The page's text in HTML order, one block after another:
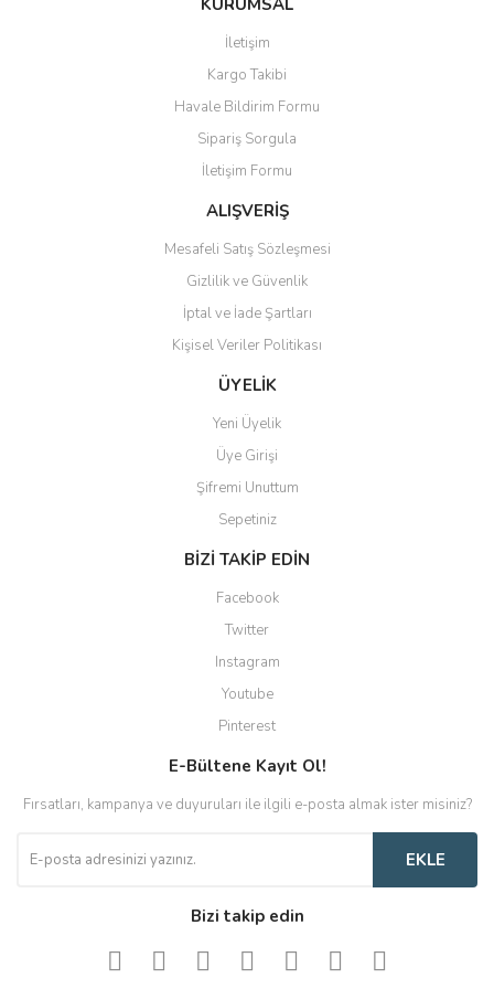
Yorum Yaz
Ürün resmi kalitesiz, bozuk veya görüntülenemiyor.
Ürün açıklamasında eksik bilgiler bulunuyor.
Ürün bilgilerinde hatalar bulunuyor.
Ürün fiyatı diğer sitelerden daha pahalı.
Bu ürüne benzer farklı alternatifler olmalı.
Gönder
KURUMSAL
İletişim
Kargo Takibi
Havale Bildirim Formu
Sipariş Sorgula
İletişim Formu
ALIŞVERİŞ
Mesafeli Satış Sözleşmesi
Gizlilik ve Güvenlik
İptal ve İade Şartları
Kişisel Veriler Politikası
ÜYELİK
Yeni Üyelik
Üye Girişi
Şifremi Unuttum
Sepetiniz
BİZİ TAKİP EDİN
Facebook
Twitter
Instagram
Youtube
Pinterest
E-Bültene Kayıt Ol!
Fırsatları, kampanya ve duyuruları ile ilgili e-posta almak ister misiniz?
EKLE
Bizi takip edin